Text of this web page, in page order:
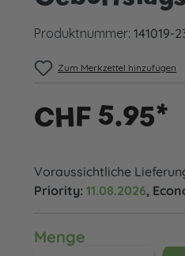
Produktnummer: 141019-
Zum Merkzettel hinzufügen
CHF 5.95*
Voraussichtliche
Priority: 11.08.2026,
Menge